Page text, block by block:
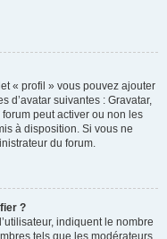
« profil » vous pouvez ajouter
d’avatar suivantes : Gravatar,
peut activer ou non les
à disposition. Si vous ne
du forum.
?
indiquent le nombre
tels que les modérateurs